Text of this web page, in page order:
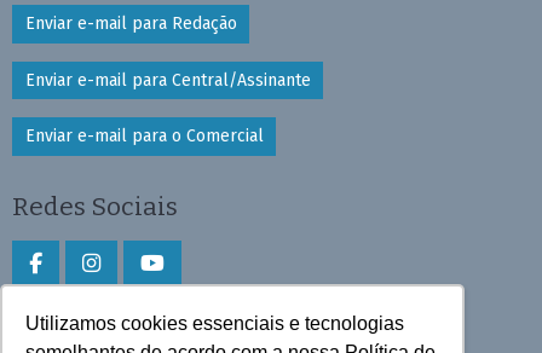
Utilizamos cookies essenciais e tecnologias
Enviar e-mail para Redação
Enviar e-mail para Central/Assinante
Enviar e-mail para o Comercial
Redes Sociais
Faça download do aplicativo